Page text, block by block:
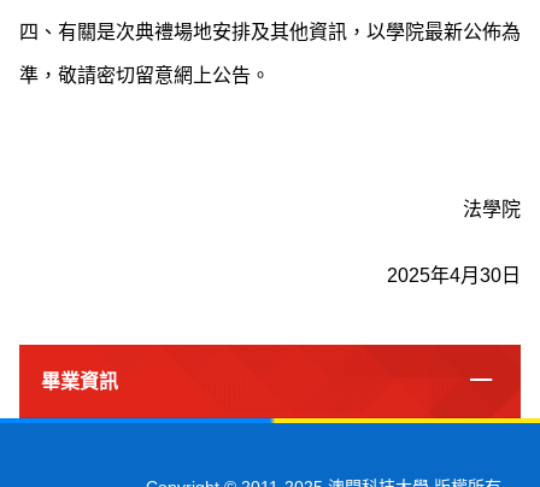
四、有關是次典禮場地安排及其他資訊，以學院最新公佈為
準，敬請密切留意網上公告。
法學院
2025年4月30日
畢業資訊